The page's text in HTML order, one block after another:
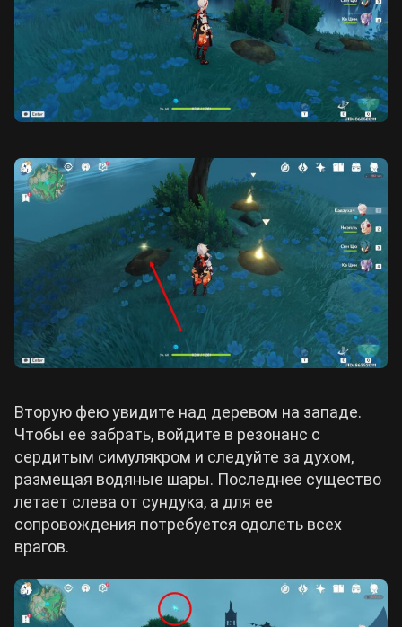
Вторую фею увидите над деревом на западе.
Чтобы ее забрать, войдите в резонанс с
сердитым симулякром и следуйте за духом,
размещая водяные шары. Последнее существо
летает слева от сундука, а для ее
сопровождения потребуется одолеть всех
врагов.